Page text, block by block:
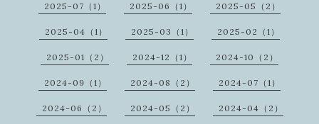
2025-07（1） 2025-06（1） 2025-05（2）
2025-04（1） 2025-03（1） 2025-02（1）
2025-01（2） 2024-12（1） 2024-10（2）
2024-09（1） 2024-08（2） 2024-07（1）
2024-06（2） 2024-05（2） 2024-04（2）